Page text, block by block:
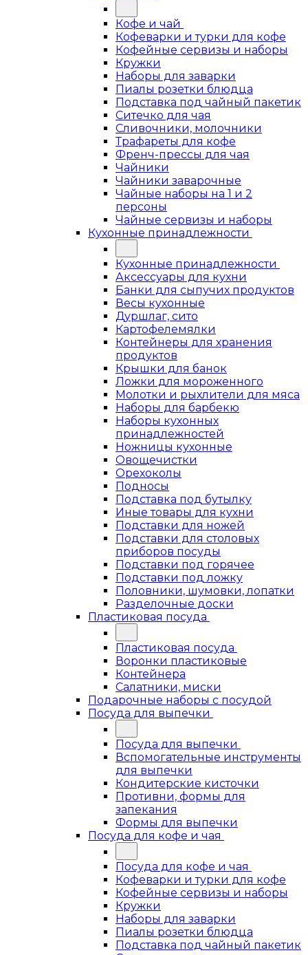
Кофе и чай
Кофеварки и турки для кофе
Кофейные сервизы и наборы
Кружки
Наборы для заварки
Пиалы розетки блюдца
Подставка под чайный пакетик
Ситечко для чая
Сливочники, молочники
Трафареты для кофе
Френч-прессы для чая
Чайники
Чайники заварочные
Чайные наборы на 1 и 2
персоны
Чайные сервизы и наборы
Кухонные принадлежности
Кухонные принадлежности
Аксессуары для кухни
Банки для сыпучих продуктов
Весы кухонные
Дуршлаг, сито
Картофелемялки
Контейнеры для хранения
продуктов
Крышки для банок
Ложки для мороженного
Молотки и рыхлители для мяса
Наборы для барбекю
Наборы кухонных
принадлежностей
Ножницы кухонные
Овощечистки
Орехоколы
Подносы
Подставка под бутылку
Иные товары для кухни
Подставки для ножей
Подставки для столовых
приборов посуды
Подставки под горячее
Подставки под ложку
Половники, шумовки, лопатки
Разделочные доски
Пластиковая посуда
Пластиковая посуда
Воронки пластиковые
Контейнера
Салатники, миски
Подарочные наборы с посудой
Посуда для выпечки
Посуда для выпечки
Вспомогательные инструменты
для выпечки
Кондитерские кисточки
Противни, формы для
запекания
Формы для выпечки
Посуда для кофе и чая
Посуда для кофе и чая
Кофеварки и турки для кофе
Кофейные сервизы и наборы
Кружки
Наборы для заварки
Пиалы розетки блюдца
Подставка под чайный пакетик